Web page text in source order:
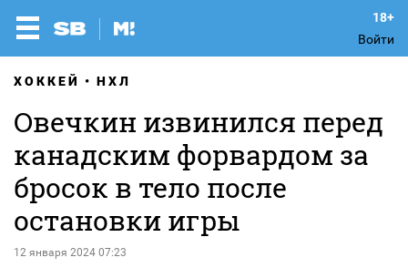
Войти
ХОККЕЙ НХЛ
Овечкин извинился перед
канадским форвардом за
бросок в тело после
остановки игры
12 января 2024 07:23